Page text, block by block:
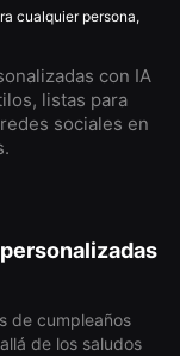
cualquier persona,
con IA
listas para
sociales en
de cumpleaños
de los saludos